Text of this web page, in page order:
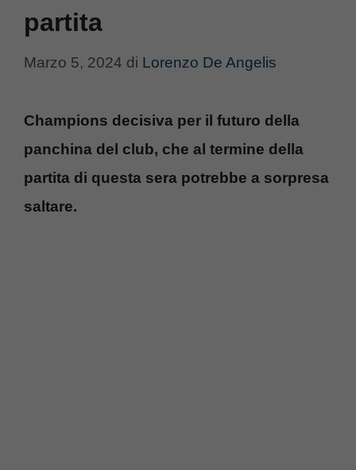
partita
Marzo 5, 2024 di Lorenzo De Angelis
Champions decisiva per il futuro della
panchina del club, che al termine della
partita di questa sera potrebbe a sorpresa
saltare.